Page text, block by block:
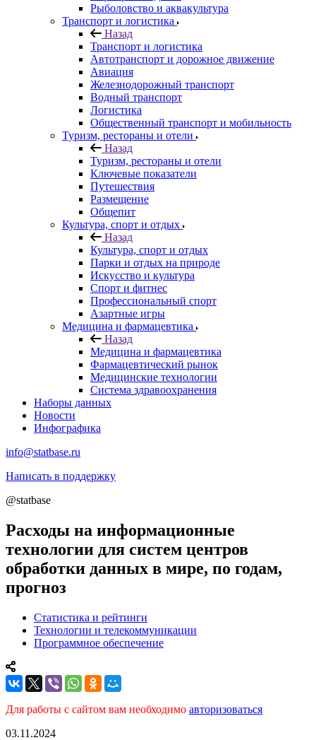
Рыболовство и аквакультура
Транспорт и логистика
Назад
Транспорт и логистика
Автотранспорт и дорожное движение
Авиация
Железнодорожный транспорт
Водный транспорт
Логистика
Общественный транспорт и мобильность
Туризм, рестораны и отели
Назад
Туризм, рестораны и отели
Ключевые показатели
Путешествия
Размещение
Общепит
Культура, спорт и отдых
Назад
Культура, спорт и отдых
Парки и отдых на природе
Искусство и культура
Спорт и фитнес
Профессиональный спорт
Азартные игры
Медицина и фармацевтика
Назад
Медицина и фармацевтика
Фармацевтический рынок
Медицинские технологии
Система здравоохранения
Наборы данных
Новости
Инфографика
info@statbase.ru
Написать в поддержку
@statbase
Расходы на информационные
технологии для систем центров
обработки данных в мире, по годам,
прогноз
Статистика и рейтинги
Технологии и телекоммуникации
Программное обеспечение
Для работы с сайтом вам необходимо авторизоваться
03.11.2024